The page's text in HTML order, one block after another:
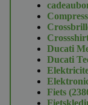
Ducati
Ducati
Fiets